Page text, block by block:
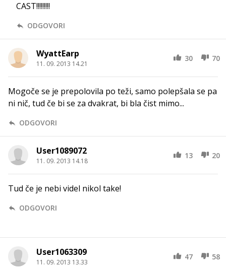
CAST!!!!!!!!!
ODGOVORI
WyattEarp
11. 09. 2013 14.21
30 70
Mogoče se je prepolovila po teži, samo polepšala se pa
ni nič, tud če bi se za dvakrat, bi bla čist mimo...
ODGOVORI
User1089072
11. 09. 2013 14.18
13 20
Tud če je nebi videl nikol take!
ODGOVORI
User1063309
11. 09. 2013 13.33
47 58